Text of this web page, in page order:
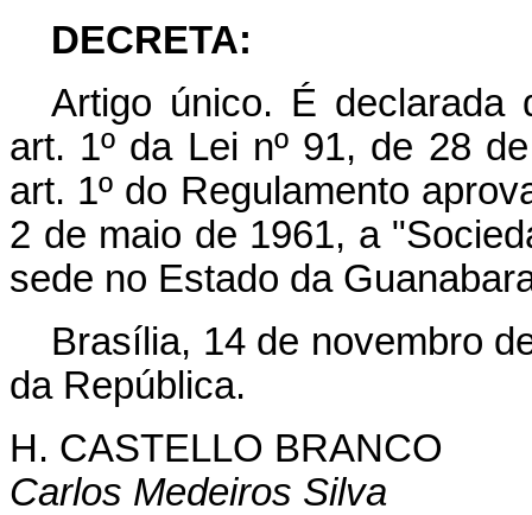
DECRETA:
Artigo único. É declarada
art. 1º da Lei nº 91, de 28
art. 1º do Regulamento
2 de maio de 1961, a
sede no Estado da
Brasília, 14 de novembro
da República.
H. CASTELLO BRANCO
Carlos Medeiros Silva